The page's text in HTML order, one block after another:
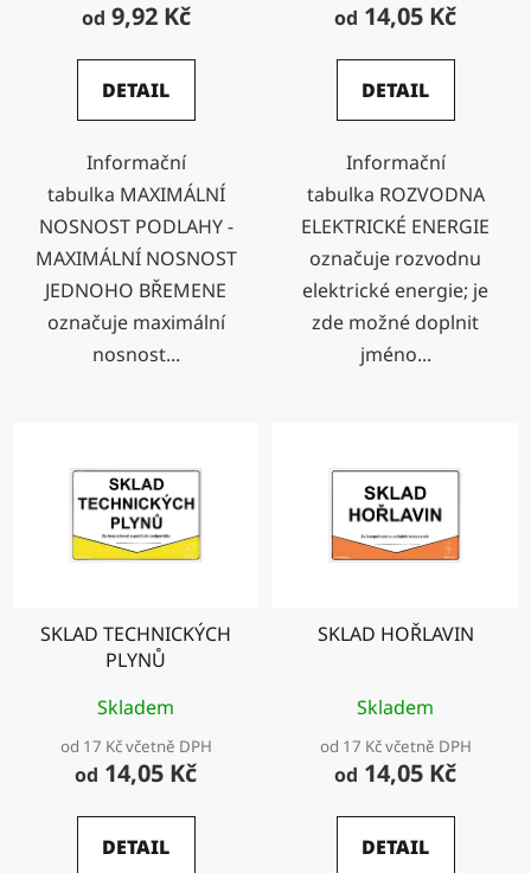
od 9,92 Kč
DETAIL
Informační
tabulka MAXIMÁLNÍ
NOSNOST PODLAHY -
MAXIMÁLNÍ NOSNOST
JEDNOHO BŘEMENE
označuje maximální
nosnost...
od 14,05 Kč
DETAIL
Informační
tabulka ROZVODNA
ELEKTRICKÉ ENERGIE
označuje rozvodnu
elektrické energie; je
zde možné doplnit
jméno...
SKLAD TECHNICKÝCH
PLYNŮ
Skladem
od 17 Kč včetně DPH
od 14,05 Kč
DETAIL
SKLAD HOŘLAVIN
Skladem
od 17 Kč včetně DPH
od 14,05 Kč
DETAIL